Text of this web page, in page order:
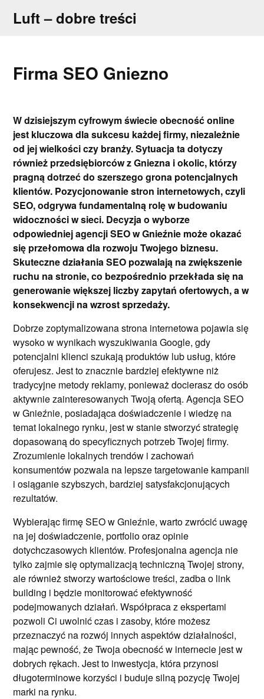
Luft – dobre treści
Firma SEO Gniezno
W dzisiejszym cyfrowym świecie obecność online
jest kluczowa dla sukcesu każdej firmy, niezależnie
od jej wielkości czy branży. Sytuacja ta dotyczy
również przedsiębiorców z Gniezna i okolic, którzy
pragną dotrzeć do szerszego grona potencjalnych
klientów. Pozycjonowanie stron internetowych, czyli
SEO, odgrywa fundamentalną rolę w budowaniu
widoczności w sieci. Decyzja o wyborze
odpowiedniej agencji SEO w Gnieźnie może okazać
się przełomowa dla rozwoju Twojego biznesu.
Skuteczne działania SEO pozwalają na zwiększenie
ruchu na stronie, co bezpośrednio przekłada się na
generowanie większej liczby zapytań ofertowych, a w
konsekwencji na wzrost sprzedaży.
Dobrze zoptymalizowana strona internetowa pojawia się
wysoko w wynikach wyszukiwania Google, gdy
potencjalni klienci szukają produktów lub usług, które
oferujesz. Jest to znacznie bardziej efektywne niż
tradycyjne metody reklamy, ponieważ docierasz do osób
aktywnie zainteresowanych Twoją ofertą. Agencja SEO
w Gnieźnie, posiadająca doświadczenie i wiedzę na
temat lokalnego rynku, jest w stanie stworzyć strategię
dopasowaną do specyficznych potrzeb Twojej firmy.
Zrozumienie lokalnych trendów i zachowań
konsumentów pozwala na lepsze targetowanie kampanii
i osiąganie szybszych, bardziej satysfakcjonujących
rezultatów.
Wybierając firmę SEO w Gnieźnie, warto zwrócić uwagę
na jej doświadczenie, portfolio oraz opinie
dotychczasowych klientów. Profesjonalna agencja nie
tylko zajmie się optymalizacją techniczną Twojej strony,
ale również stworzy wartościowe treści, zadba o link
building i będzie monitorować efektywność
podejmowanych działań. Współpraca z ekspertami
pozwoli Ci uwolnić czas i zasoby, które możesz
przeznaczyć na rozwój innych aspektów działalności,
mając pewność, że Twoja obecność w internecie jest w
dobrych rękach. Jest to inwestycja, która przynosi
długoterminowe korzyści i buduje silną pozycję Twojej
marki na rynku.